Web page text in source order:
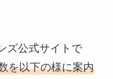
ズ公式サイトで
を以下の様に案内